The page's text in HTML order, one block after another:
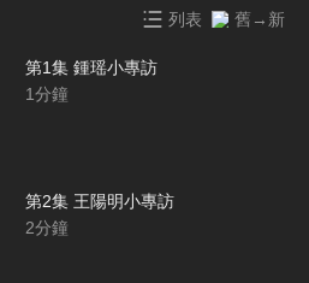
列表 舊→新
第1集 鍾瑶小專訪
1分鐘
第2集 王陽明小專訪
2分鐘